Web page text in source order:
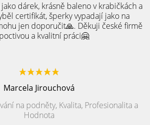
dárek, krásně baleno v krabičkách a
certifikát, šperky vypadají jako na
jen doporučit🙏. Děkuji české firmě
a kvalitní práci🤗
Marcela Jirouchová
na podněty, Kvalita, Profesionalita a
Hodnota